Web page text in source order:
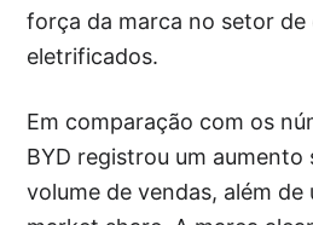
força da marca no setor de
eletrificados.
Em comparação com os
BYD registrou um
volume de vendas, além